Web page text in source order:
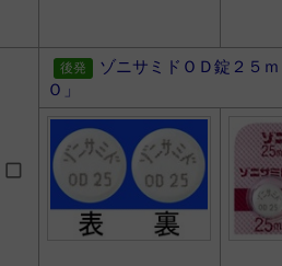
ゾニサミドＯＤ錠２５
Ｏ」